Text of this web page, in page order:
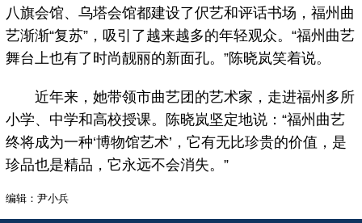
八旗会馆、乌塔会馆都建设了伬艺和评话书场，福州曲
艺渐渐“复苏”，吸引了越来越多的年轻观众。“福州曲艺
舞台上也有了时尚靓丽的新面孔。”陈晓岚笑着说。
近年来，她带领市曲艺团的艺术家，走进福州多所
小学、中学和高校授课。陈晓岚坚定地说：“福州曲艺
终将成为一种‘博物馆艺术’，它有无比珍贵的价值，是
珍品也是精品，它永远不会消失。”
编辑：尹小兵